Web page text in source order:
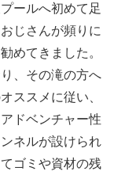
ールへ初めて足
じさんが頻りに
めてきました。
、その滝の方へ
ススメに従い、
ドベンチャー性
ネルが設けられ
ゴミや資材の残